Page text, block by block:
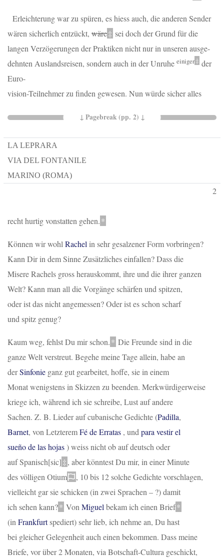
Erleichterung war zu spüren, es hiess auch, die anderen Sender
wären sicherlich entzückt, wäre‡ sei doch der Grund für die
langen Verzögerungen der Praktiken nicht nur in unseren ausge-
dehnten Auslandsreisen, sondern auch in der Unruhe einiger‡ der
Euro-
vision-Teilnehmer zu finden gewesen. Nun würde sicher alles
LA LEPRARA
VIA DEL FONTANILE
MARINO (ROMA)
2
recht hurtig vonstatten gehen.*
Können wir wohl Rachel in sehr gesalzener Form vorbringen?
Kann Dir in dem Sinne Zusätzliches einfallen? Dass die
MisereRachels gross herauskommt, ihre und die ihrer ganzen
Welt? Kann man all die Vorgänge schärfen und spitzen,
oder ist das nicht angemessen? Oder ist es schon scharf
und spitz genug?
Kaum weg, fehlst Du mir schon.* Die Freunde sind in die
ganze Welt verstreut. Begehe meine Tage allein, habe an
derSinfonie ganz gut gearbeitet, hoffe, sie in einem
Monat wenigstens in Skizzen zu beenden. Merkwürdigerweise
kriege ich, während ich sie schreibe, Lust auf andere
Sachen. Z. B. Lieder auf cubanische Gedichte (Padilla,
Barnet, von LetzteremFé de Erratas , und para vestir el
sueño de las hojas) weiss nicht ob auf deutsch oder
aufSpanisch[sic]‡, aber könntest Du mir, in einer Minute
des völligen Otium
, 10 bis 12 solche Gedichte vorschlagen,
vielleicht gar sie schicken (in zwei Sprachen – ?) damit
ich sehen kann?* Von Miguel bekam ich einen Brief*
(in Frankfurtspediert) sehr lieb, ich nehme an, Du hast
bei gleicher Gelegenheit auch einen bekommen. Dass meine
Briefe, vor über 2 Monaten, via Botschaft-Cultura geschickt,